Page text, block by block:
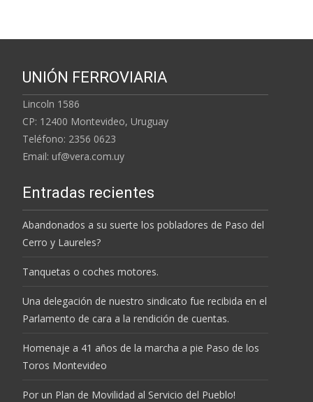
UNIÓN FERROVIARIA
Lincoln 1586
CP: 12400 Montevideo, Uruguay
Teléfono: 2356 0623
Email: uf@vera.com.uy
Entradas recientes
Abandonados a su suerte los pobladores de Paso del
Cerro y Laureles?
Tanquetas o coches motores.
Una delegación de nuestro sindicato fue recibida en el
Parlamento de cara a la rendición de cuentas.
Homenaje a 41 años de la marcha a pie Paso de los
Toros Montevideo
Por un Plan de Movilidad al Servicio del Pueblo!